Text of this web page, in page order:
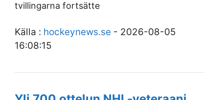
tvillingarna fortsätte
Källa : hockeynews.se - 2026-08-05
16:08:15